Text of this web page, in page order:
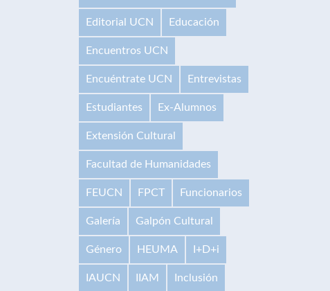
Editorial UCN Educación
Encuentros UCN
Encuéntrate UCN Entrevistas
Estudiantes Ex-Alumnos
Extensión Cultural
Facultad de Humanidades
FEUCN FPCT Funcionarios
Galería Galpón Cultural
Género HEUMA I+D+i
IAUCN IIAM Inclusión